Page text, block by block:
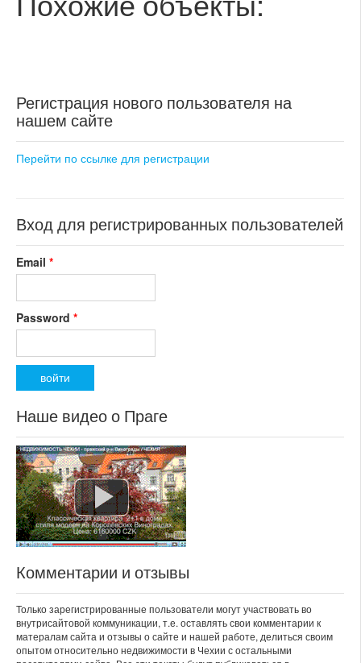
Регистрация нового пользователя на
нашем сайте
Перейти по ссылке для регистрации
Вход для регистрированных пользователей
Email *
Password *
Наше видео о Праге
Комментарии и отзывы
Только зарегистрированные пользователи могут участвовать во
внутрисайтовой коммуникации, т.е. оставлять свои комментарии к
матералам сайта и отзывы о сайте и нашей работе, делиться своим
опытом относительно недвижимости в Чехии с остальными